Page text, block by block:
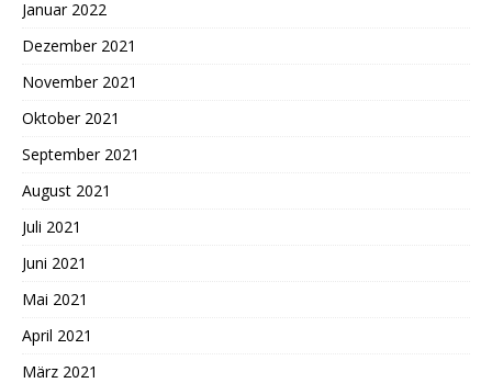
Januar 2022
Dezember 2021
November 2021
Oktober 2021
September 2021
August 2021
Juli 2021
Juni 2021
Mai 2021
April 2021
März 2021